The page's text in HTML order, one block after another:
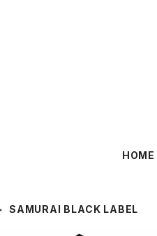
HOME
SAMURAI BLACK LABEL